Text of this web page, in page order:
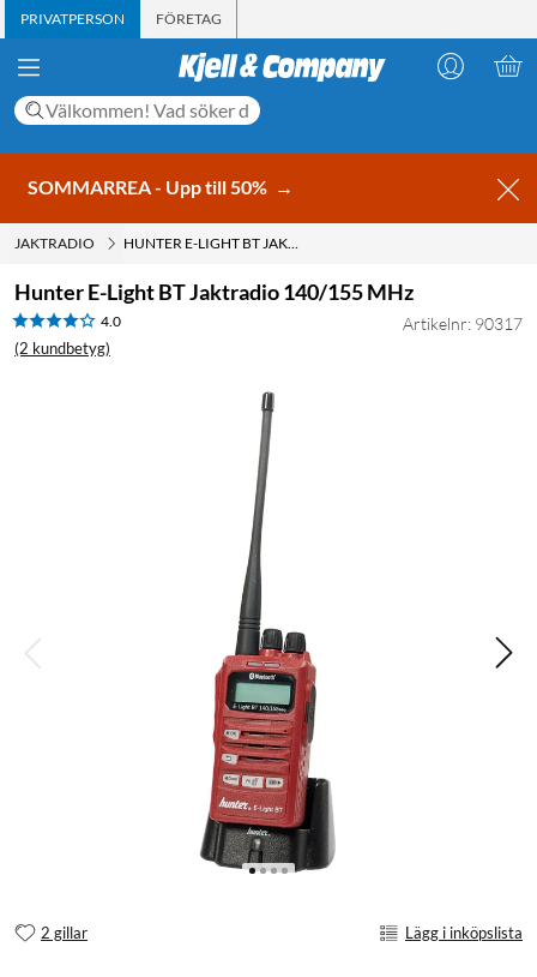
PRIVATPERSON FÖRETAG
SOMMARREA - Upp till 50% →
JAKTRADIO HUNTER E-LIGHT BT JAKTRADIO 140/155 MHZ
Hunter E-Light BT Jaktradio 140/155 MHz
4.0
(2 kundbetyg)
Artikelnr: 90317
2 gillar Lägg i inköpslista